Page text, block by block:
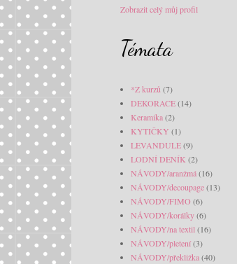
Zobrazit celý můj profil
Témata
*Z kurzů (7)
DEKORACE(14)
Keramika(2)
KYTIČKY (1)
LEVANDULE(9)
LODNÍ DENÍK (2)
NÁVODY/aranžmá(16)
NÁVODY/decoupage(13)
NÁVODY/FIMO (6)
NÁVODY/korálky(6)
NÁVODY/na textil (16)
NÁVODY/pletení(3)
NÁVODY/překližka(40)